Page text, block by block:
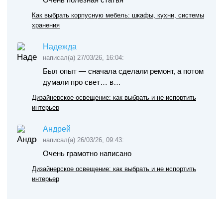
Как выбрать корпусную мебель: шкафы, кухни, системы
хранения
Надежда
написал(а) 27/03/26, 16:04:
Был опыт — сначала сделали ремонт, а потом
думали про свет… в…
Дизайнерское освещение: как выбрать и не испортить
интерьер
Андрей
написал(а) 26/03/26, 09:43:
Очень грамотно написано
Дизайнерское освещение: как выбрать и не испортить
интерьер